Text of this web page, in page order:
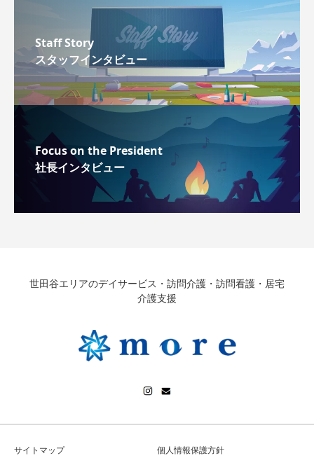
Staff Story
スタッフインタビュー
Focus on the President
社長インタビュー
世田谷エリアのデイサービス・訪問介護・訪問看護・居宅
介護支援
サイトマップ 個人情報保護方針